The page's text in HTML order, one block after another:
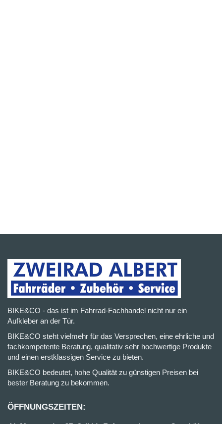
BIKE&CO - das ist im Fahrrad-Fachhandel nicht nur ein
Aufkleber an der Tür.
BIKE&CO steht vielmehr für das Versprechen, eine ehrliche und
fachkompetente Beratung, qualitativ sehr hochwertige Produkte
und einen erstklassigen Service zu bieten.
BIKE&CO bedeutet, hohe Qualität zu günstigen Preisen bei
bester Beratung zu bekommen.
ÖFFNUNGSZEITEN: